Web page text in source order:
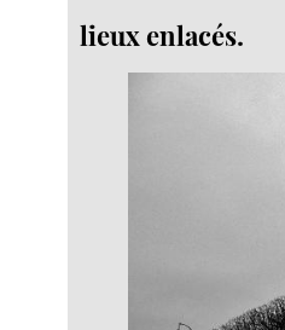
lieux enlacés.